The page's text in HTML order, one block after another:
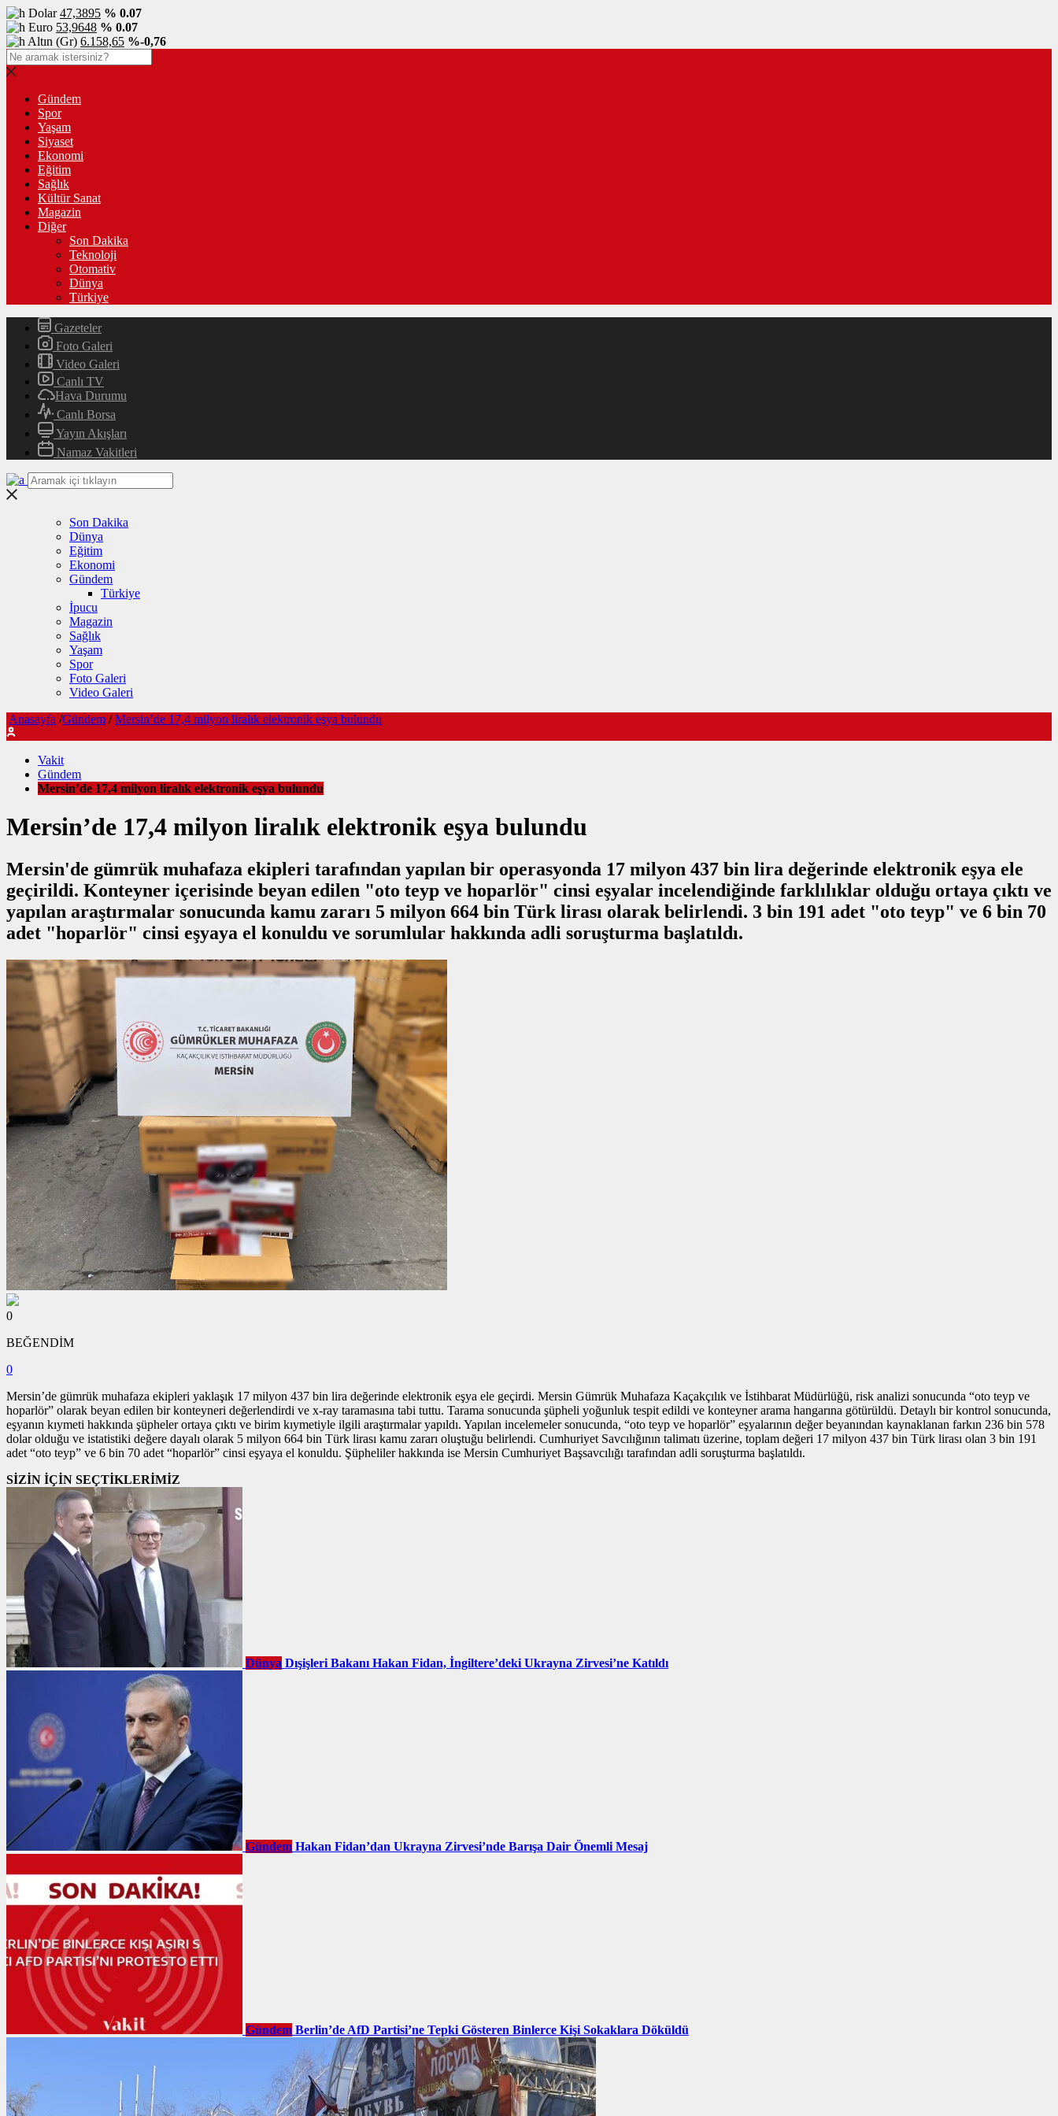
Dolar47,3895 % 0.07
Euro 53,9648 % 0.07
Altın (Gr) 6.158,65 %-0,76
Gündem
Spor
Yaşam
Siyaset
Ekonomi
Eğitim
Sağlık
Kültür Sanat
Magazin
Diğer
Son Dakika
Teknoloji
Otomativ
Dünya
Türkiye
Gazeteler
Foto Galeri
Video Galeri
Canlı TV
Hava Durumu
Canlı Borsa
Yayın Akışları
Namaz Vakitleri
Son Dakika
Dünya
Eğitim
Ekonomi
Gündem
Türkiye
İpucu
Magazin
Sağlık
Yaşam
Spor
Foto Galeri
Video Galeri
Anasayfa /Gündem / Mersin’de 17,4 milyon liralık elektronik eşya bulundu
Vakit
Gündem
Mersin’de 17,4 milyon liralık elektronik eşya bulundu
Mersin’de 17,4 milyon liralık elektronik eşya bulundu
Mersin'de gümrük muhafaza ekipleri tarafından yapılan bir operasyonda 17 milyon 437 bin lira değerinde elektronik eşya ele
geçirildi. Konteyner içerisinde beyan edilen "oto teyp ve hoparlör" cinsi eşyalar incelendiğinde farklılıklar olduğu ortaya çıktı ve
yapılan araştırmalar sonucunda kamu zararı 5 milyon 664 bin Türk lirası olarak belirlendi. 3 bin 191 adet "oto teyp" ve 6 bin 70
adet "hoparlör" cinsi eşyaya el konuldu ve sorumlular hakkında adli soruşturma başlatıldı.
0
BEĞENDİM
0
Mersin’de gümrük muhafaza ekipleri yaklaşık 17 milyon 437 bin lira değerinde elektronik eşya ele geçirdi. Mersin Gümrük Muhafaza Kaçakçılık ve İstihbarat Müdürlüğü, risk analizi sonucunda “oto teyp ve
hoparlör” olarak beyan edilen bir konteyneri değerlendirdi ve x-ray taramasına tabi tuttu. Tarama sonucunda şüpheli yoğunluk tespit edildi ve konteyner arama hangarına götürüldü. Detaylı bir kontrol sonucunda,
eşyanın kıymeti hakkında şüpheler ortaya çıktı ve birim kıymetiyle ilgili araştırmalar yapıldı. Yapılan incelemeler sonucunda, “oto teyp ve hoparlör” eşyalarının değer beyanından kaynaklanan farkın 236 bin 578
dolar olduğu ve istatistiki değere dayalı olarak 5 milyon 664 bin Türk lirası kamu zararı oluştuğu belirlendi. Cumhuriyet Savcılığının talimatı üzerine, toplam değeri 17 milyon 437 bin Türk lirası olan 3 bin 191
adet “oto teyp” ve 6 bin 70 adet “hoparlör” cinsi eşyaya el konuldu. Şüpheliler hakkında ise Mersin Cumhuriyet Başsavcılığı tarafından adli soruşturma başlatıldı.
SİZİN İÇİN SEÇTİKLERİMİZ
Dünya Dışişleri Bakanı Hakan Fidan, İngiltere’deki Ukrayna Zirvesi’ne Katıldı
Gündem Hakan Fidan’dan Ukrayna Zirvesi’nde Barışa Dair Önemli Mesaj
Gündem Berlin’de AfD Partisi’ne Tepki Gösteren Binlerce Kişi Sokaklara Döküldü